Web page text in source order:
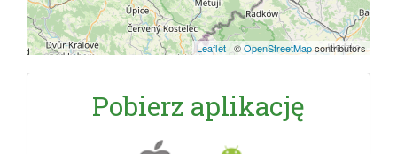
Leaflet | ©OpenStreetMapcontributors
Pobierz aplikację